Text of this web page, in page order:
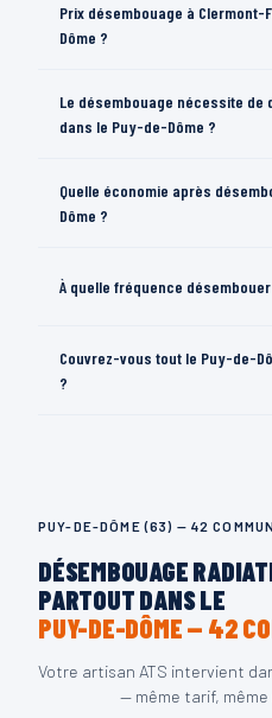
Prix désembouage à
Dôme ?
Devis gratuit selon nombre de
Estimation WhatsApp avant
Le désembouage nécessite
dans le Puy-de-Dôme ?
Non — hydrodynamique sans
L'injection haute pression se
Quelle économie après
Dôme ?
15 à 30% sur la facture de gaz
circuit. Radiateurs chauds
À quelle fréquence
Tous les 5 à 10 ans selon l'âge
2 à 3 ans. Votre artisan ATS
Couvrez-vous tout le Puy-de-
?
PUY-DE-DÔME (63) — 42
DÉSEMBOUAGE
PARTOUT DANS LE
PUY-DE-DÔME — 42
Votre artisan ATS intervient
— même tarif,